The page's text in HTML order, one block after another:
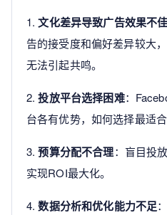
1.文化差异导致广告效果不佳
告的接受度和偏好差异较大
无法引起共鸣。
2.投放平台选择困难：
台各有优势，如何选择最适
3.预算分配不合理：盲目投
实现ROI最大化。
4.数据分析和优化能力不足